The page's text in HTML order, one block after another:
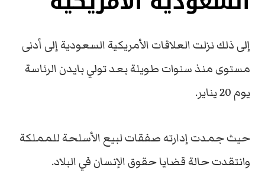
إلى ذلك نزلت العلاقات الأمريكية السعودية إلى أدنى
مستوى منذ سنوات طويلة بعد تولي بايدن الرئاسة
يوم 20 يناير.
حيث جمدت إدارته صفقات لبيع الأسلحة للمملكة
وانتقدت حالة قضايا حقوق الإنسان في البلاد.